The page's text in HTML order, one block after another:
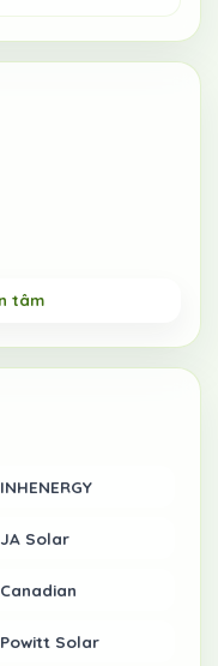
INHENERGY
JA Solar
Canadian
Powitt Solar